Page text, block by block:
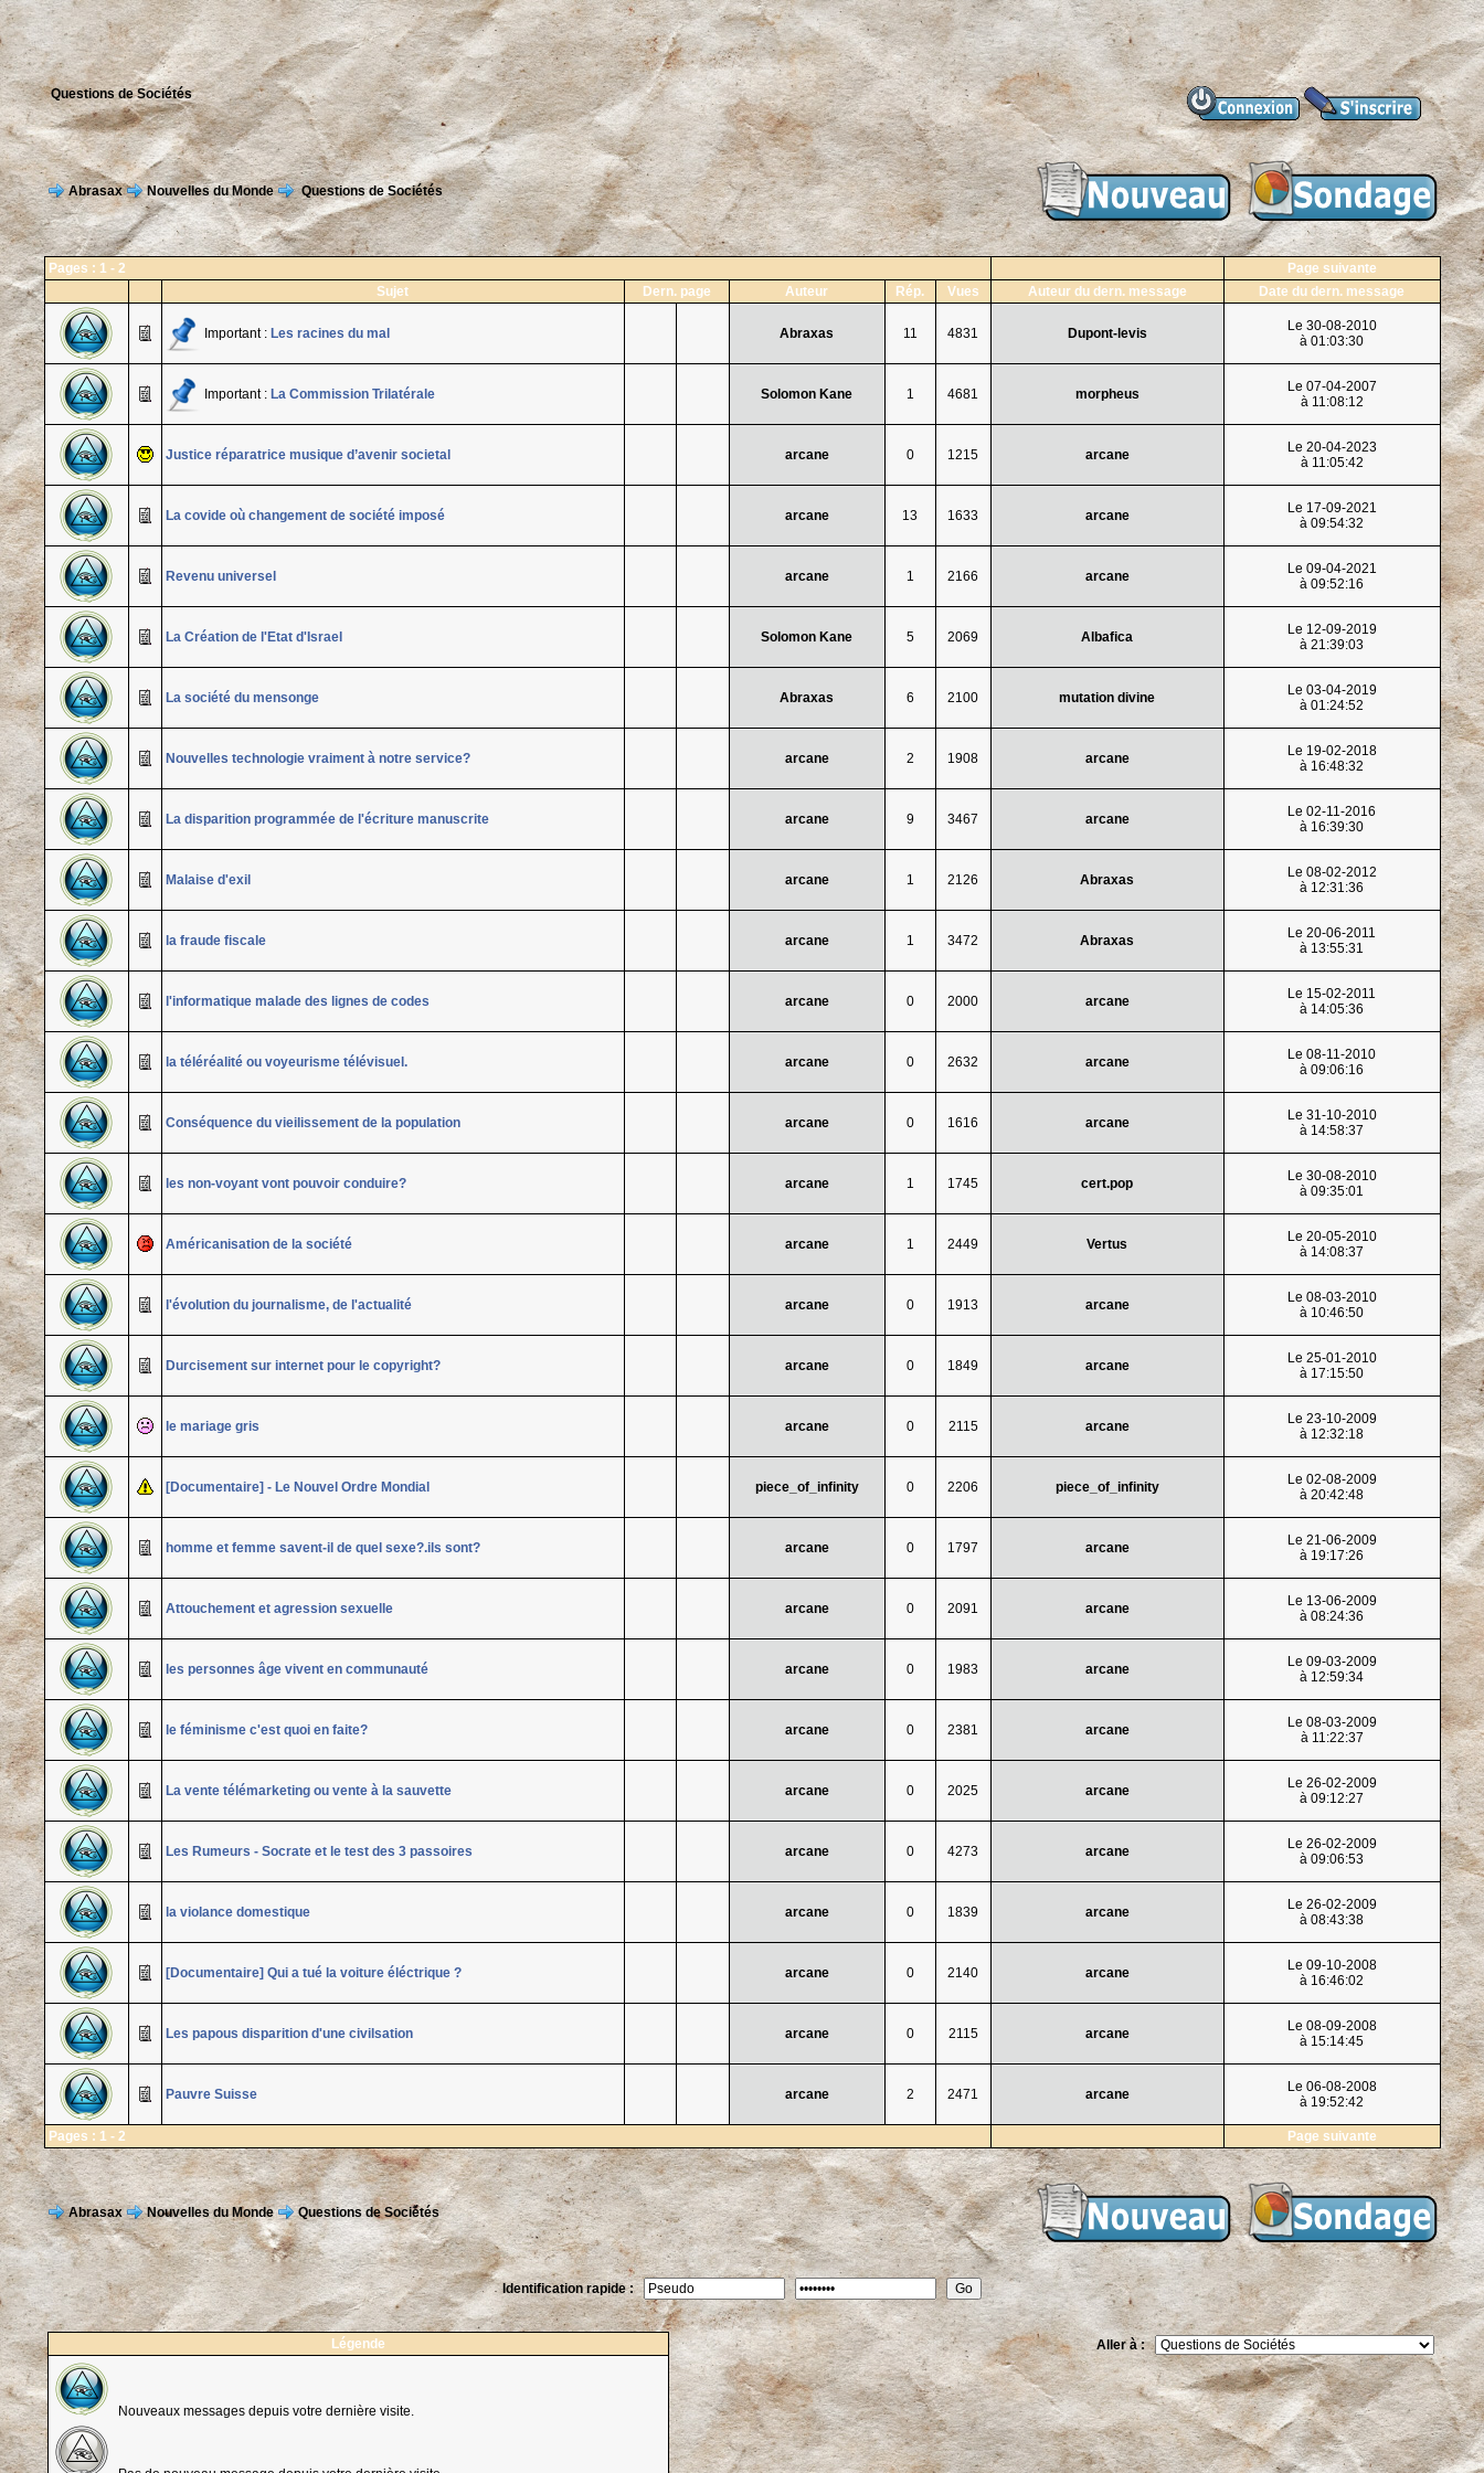
Questions de Sociétés
Abrasax Nouvelles du Monde Questions de Sociétés
Pages : 1- 2
Page suivante
Sujet
Dern. page Auteur Rép. Vues Auteur du dern. message Date du dern. message
Important : Les racines du mal Abraxas 11 4831 Dupont-levis
Le 30-08-2010
à 01:03:30
Important : La Commission Trilatérale Solomon Kane 1 4681 morpheus
Le 07-04-2007
à 11:08:12
Justice réparatrice musique d’avenir societal arcane 0 1215 arcane
Le 20-04-2023
à 11:05:42
La covide où changement de société imposé arcane 13 1633 arcane
Le 17-09-2021
à 09:54:32
Revenu universel arcane 1 2166 arcane
Le 09-04-2021
à 09:52:16
La Création de l'Etat d'Israel Solomon Kane 5 2069 Albafica
Le 12-09-2019
à 21:39:03
La société du mensonge Abraxas 6 2100 mutation divine
Le 03-04-2019
à 01:24:52
Nouvelles technologie vraiment à notre service? arcane 2 1908 arcane
Le 19-02-2018
à 16:48:32
La disparition programmée de l'écriture manuscrite arcane 9 3467 arcane
Le 02-11-2016
à 16:39:30
Malaise d'exil arcane 1 2126 Abraxas
Le 08-02-2012
à 12:31:36
la fraude fiscale arcane 1 3472 Abraxas
Le 20-06-2011
à 13:55:31
l'informatique malade des lignes de codes arcane 0 2000 arcane
Le 15-02-2011
à 14:05:36
la téléréalité ou voyeurisme télévisuel. arcane 0 2632 arcane
Le 08-11-2010
à 09:06:16
Conséquence du vieilissement de la population arcane 0 1616 arcane
Le 31-10-2010
à 14:58:37
les non-voyant vont pouvoir conduire? arcane 1 1745 cert.pop
Le 30-08-2010
à 09:35:01
Américanisation de la société arcane 1 2449 Vertus
Le 20-05-2010
à 14:08:37
l'évolution du journalisme, de l'actualité arcane 0 1913 arcane
Le 08-03-2010
à 10:46:50
Durcisement sur internet pour le copyright? arcane 0 1849 arcane
Le 25-01-2010
à 17:15:50
le mariage gris arcane 0 2115 arcane
Le 23-10-2009
à 12:32:18
[Documentaire] - Le Nouvel Ordre Mondial piece_of_infinity 0 2206 piece_of_infinity
Le 02-08-2009
à 20:42:48
homme et femme savent-il de quel sexe?.ils sont? arcane 0 1797 arcane
Le 21-06-2009
à 19:17:26
Attouchement et agression sexuelle arcane 0 2091 arcane
Le 13-06-2009
à 08:24:36
les personnes âge vivent en communauté arcane 0 1983 arcane
Le 09-03-2009
à 12:59:34
le féminisme c'est quoi en faite? arcane 0 2381 arcane
Le 08-03-2009
à 11:22:37
La vente télémarketing ou vente à la sauvette arcane 0 2025 arcane
Le 26-02-2009
à 09:12:27
Les Rumeurs - Socrate et le test des 3 passoires arcane 0 4273 arcane
Le 26-02-2009
à 09:06:53
la violance domestique arcane 0 1839 arcane
Le 26-02-2009
à 08:43:38
[Documentaire] Qui a tué la voiture éléctrique ? arcane 0 2140 arcane
Le 09-10-2008
à 16:46:02
Les papous disparition d'une civilsation arcane 0 2115 arcane
Le 08-09-2008
à 15:14:45
Pauvre Suisse arcane 2 2471 arcane
Le 06-08-2008
à 19:52:42
Pages : 1- 2 Page suivante
Abrasax Nouvelles du Monde Questions de Sociétés
Identification rapide :
Légende
Nouveaux messages depuis votre dernière visite.
Aller à :